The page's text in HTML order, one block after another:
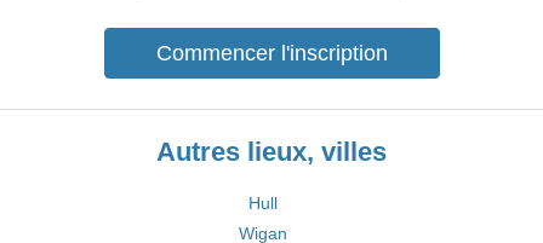
Commencer l'inscription
Autres lieux, villes
Hull
Wigan